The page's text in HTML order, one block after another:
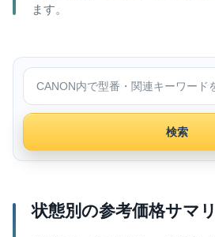
ます。
CANON内で検索
検索
状態別の参考価格サマ